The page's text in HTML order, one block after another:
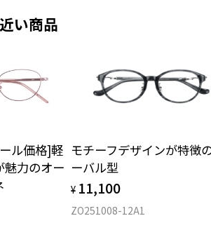
い商品
ル価格]軽
魅力のオー
モチーフデザインが特徴
ーバル型
¥ 11,100
ZO251008-12A1